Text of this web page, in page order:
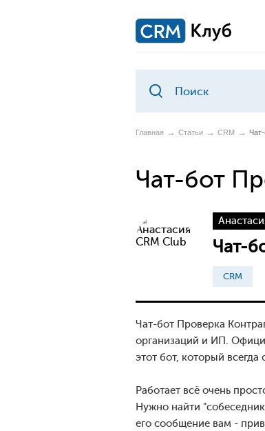
Главная Статьи CRM
Чат-бот
Чат-
CRM
Чат-бот Проверка
организаций и ИП.
этот бот, который
Работает всё очень
Нужно найти
его сообщение вам -